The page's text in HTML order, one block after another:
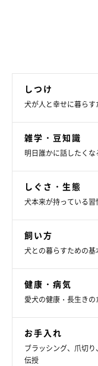
つぎに、首
しつけ
犬が人と幸せに暮ら
雑学・豆知識
明日誰かに話したく
しぐさ・生態
犬本来が持っている
飼い方
犬との暮らすための
健康・病気
愛犬の健康・長生き
お手入れ
ブラッシング、爪切
伝授